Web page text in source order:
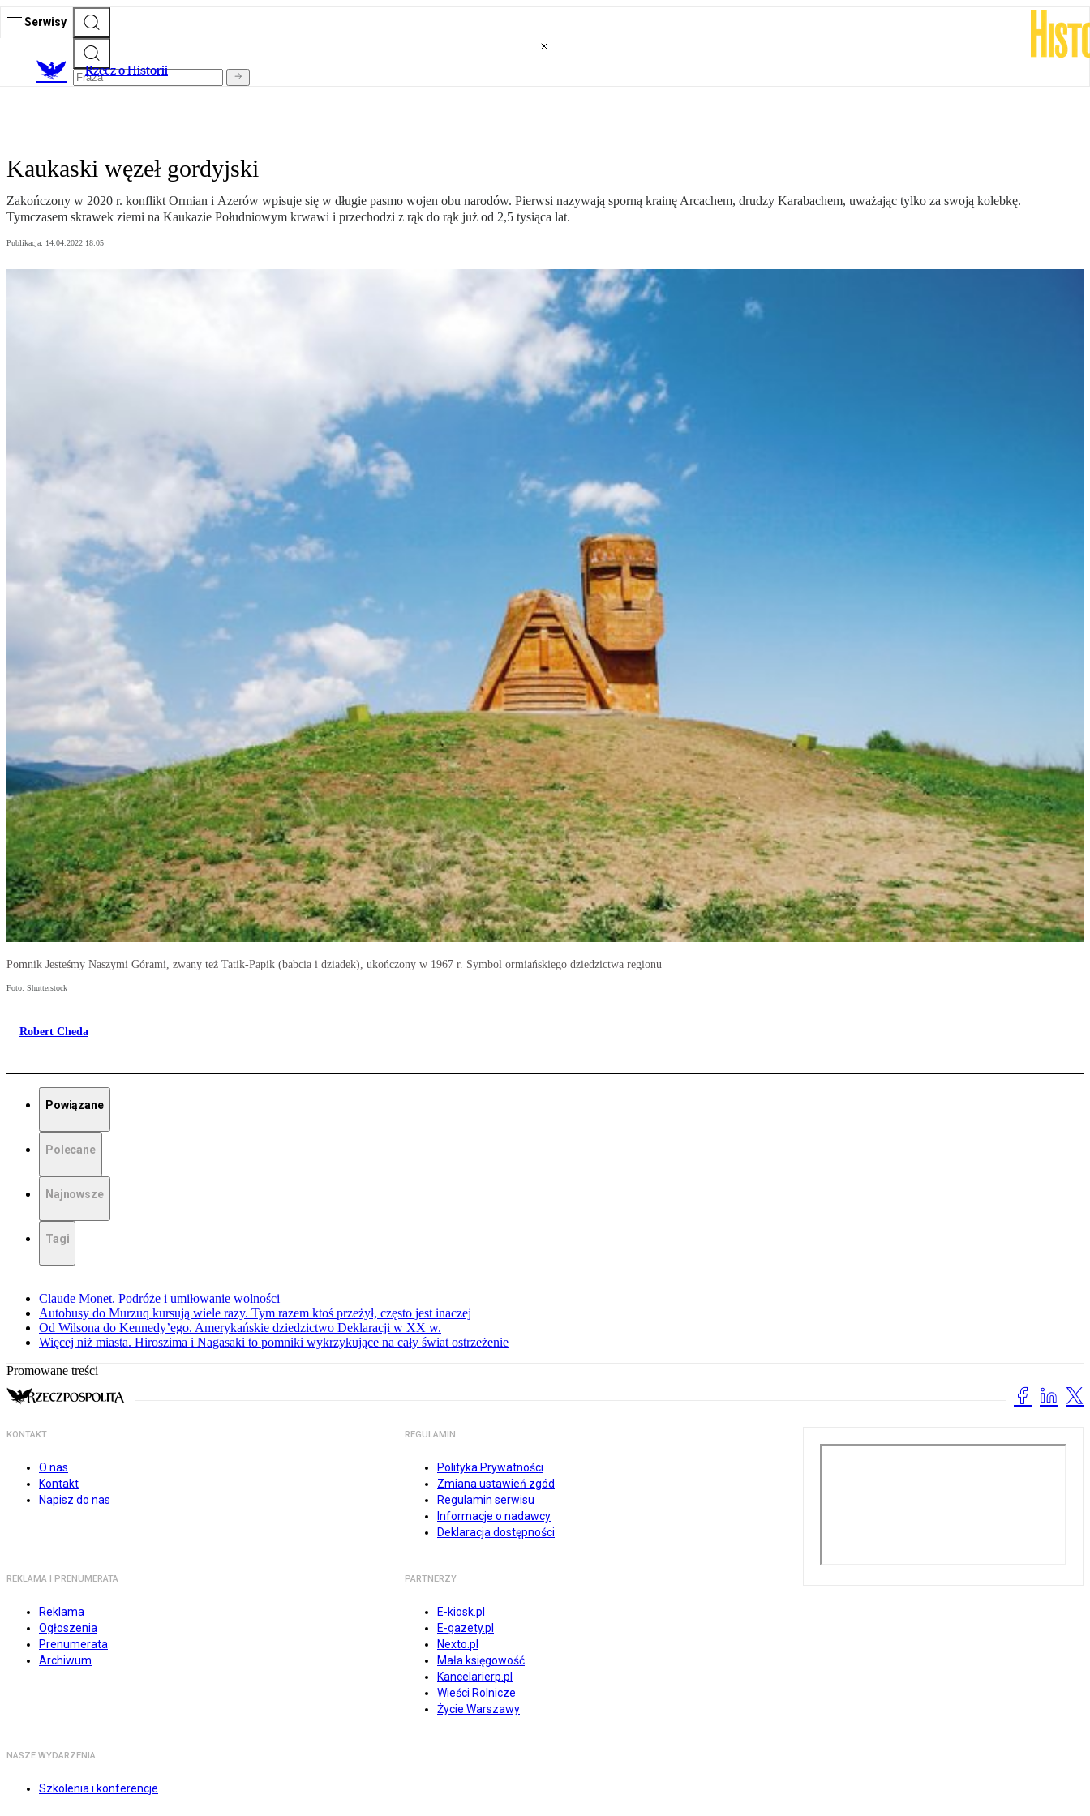
Serwisy
Rzecz o Historii
Kaukaski węzeł gordyjski
Zakończony w 2020 r. konflikt Ormian i Azerów wpisuje się w długie pasmo wojen obu narodów. Pierwsi nazywają sporną krainę Arcachem, drudzy Karabachem, uważając tylko za swoją kolebkę.
Tymczasem skrawek ziemi na Kaukazie Południowym krwawi i przechodzi z rąk do rąk już od 2,5 tysiąca lat.
Publikacja: 14.04.2022 18:05
Pomnik Jesteśmy Naszymi Górami, zwany też Tatik-Papik (babcia i dziadek), ukończony w 1967 r. Symbol ormiańskiego dziedzictwa regionu
Foto: Shutterstock
Robert Cheda
Powiązane
Polecane
Najnowsze
Tagi
Claude Monet. Podróże i umiłowanie wolności
Autobusy do Murzuq kursują wiele razy. Tym razem ktoś przeżył, często jest inaczej
Od Wilsona do Kennedy’ego. Amerykańskie dziedzictwo Deklaracji w XX w.
Więcej niż miasta. Hiroszima i Nagasaki to pomniki wykrzykujące na cały świat ostrzeżenie
Promowane treści
KONTAKT
O nas
Kontakt
Napisz do nas
REGULAMIN
Polityka Prywatności
Zmiana ustawień zgód
Regulamin serwisu
Informacje o nadawcy
Deklaracja dostępności
REKLAMA I PRENUMERATA
Reklama
Ogłoszenia
Prenumerata
Archiwum
PARTNERZY
E-kiosk.pl
E-gazety.pl
Nexto.pl
Mała księgowość
Kancelarierp.pl
Wieści Rolnicze
Życie Warszawy
NASZE WYDARZENIA
Szkolenia i konferencje